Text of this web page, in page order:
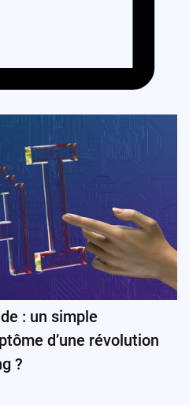
: un simple
d’une révolution
?